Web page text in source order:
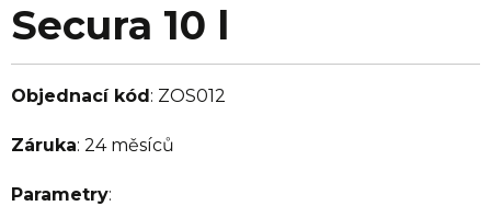
Secura 10 l
Objednací kód: ZOS012
Záruka: 24 měsíců
Parametry: